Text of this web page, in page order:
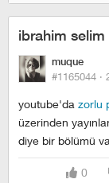
ibrahim
muque
#1165044 ·
youtube'da zorlu
üzerinden
diye bir bölümü
0